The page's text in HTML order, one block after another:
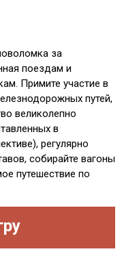
за
поездам и
Примите участие в
путей,
великолепно
в
регулярно
собирайте вагоны
путешествие по